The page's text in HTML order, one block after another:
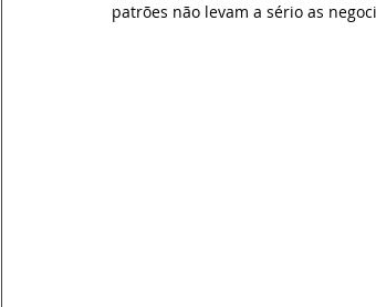
patrões não levam a sério as